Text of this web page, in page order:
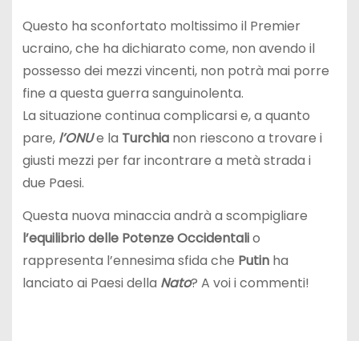
Questo ha sconfortato moltissimo il Premier
ucraino, che ha dichiarato come, non avendo il
possesso dei mezzi vincenti, non potrà mai porre
fine a questa guerra sanguinolenta.
La situazione continua complicarsi e, a quanto
pare, l’ONUe la Turchianon riescono a trovare i
giusti mezzi per far incontrare a metà strada i
due Paesi.
Questa nuova minaccia andrà a scompigliare
l’equilibrio delle Potenze Occidentalio
rappresenta l’ennesima sfida che Putinha
lanciato ai Paesi della Nato? A voi i commenti!